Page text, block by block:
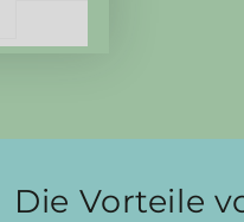
Die Vorteile